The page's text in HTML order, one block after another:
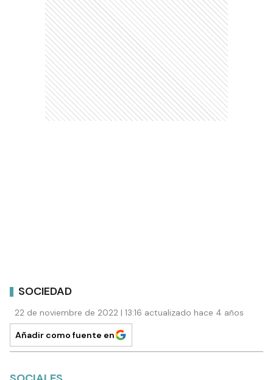
SOCIEDAD
22 de noviembre de 2022 | 13:16 actualizado hace 4 años
Añadir como fuente en